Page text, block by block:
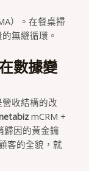
）。在餐桌掃
無縫循環。
數據變
收結構的改
mCRM +
歸因的黃金鑰
客的全貌，就